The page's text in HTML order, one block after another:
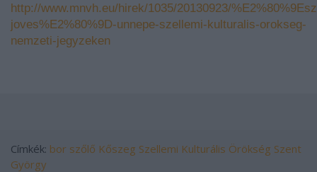
http://www.mnvh.eu/hirek/1035/20130923/
joves%E2%80%9D-unnepe-szellemi-kulturalis-orokseg-
nemzeti-jegyzeken
Címkék: bor szőlő Kőszeg Szellemi Kulturális Örökség Szent
György